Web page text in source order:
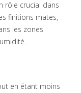
rôle crucial dans
finitions mates,
les zones
en étant moins